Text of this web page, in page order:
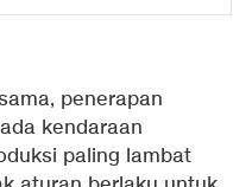
penerapan
kendaraan
paling lambat